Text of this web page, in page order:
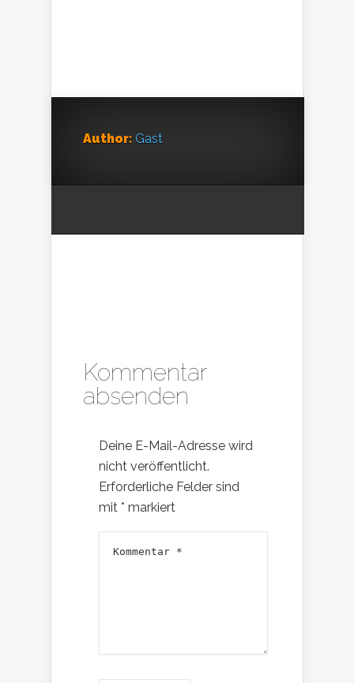
Author: Gast
Kommentar
absenden
Deine E-Mail-Adresse wird
nicht veröffentlicht.
Erforderliche Felder sind
mit * markiert